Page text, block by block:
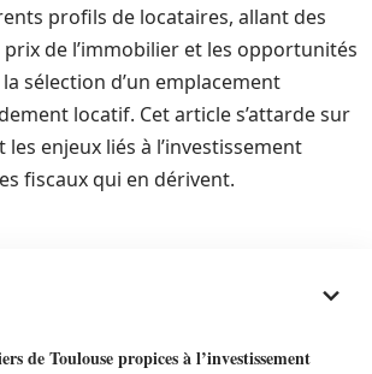
profils de locataires, allant des
de l’immobilier et les opportunités
sélection d’un emplacement
locatif. Cet article s’attarde sur
enjeux liés à l’investissement
fiscaux qui en dérivent.
de Toulouse propices à l’investissement